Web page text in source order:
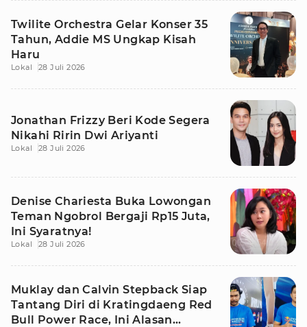
Twilite Orchestra Gelar Konser 35
Tahun, Addie MS Ungkap Kisah
Haru
Lokal 28 Juli 2026
Jonathan Frizzy Beri Kode Segera
Nikahi Ririn Dwi Ariyanti
Lokal 28 Juli 2026
Denise Chariesta Buka Lowongan
Teman Ngobrol Bergaji Rp15 Juta,
Ini Syaratnya!
Lokal 28 Juli 2026
Muklay dan Calvin Stepback Siap
Tantang Diri di Kratingdaeng Red
Bull Power Race, Ini Alasan